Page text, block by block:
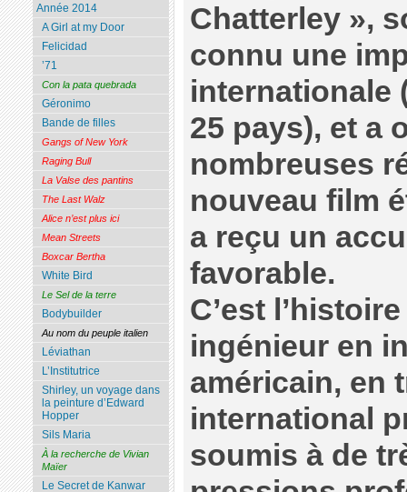
Chatterley »,
connu une
internationale
25 pays), et a
nombreuses
nouveau film
a reçu un
favorable.
C’est
ingénieur en
américain, en
international
soumis à de
Année 2014
A Girl at my Door
Felicidad
’71
Con la pata quebrada
Géronimo
Bande de filles
Gangs of New York
Raging Bull
La Valse des pantins
The Last Walz
Alice n’est plus ici
Mean Streets
Boxcar Bertha
White Bird
Le Sel de la terre
Bodybuilder
Au nom du peuple italien
Léviathan
L’Institutrice
Shirley, un voyage dans
la peinture d’Edward
Hopper
Sils Maria
À la recherche de Vivian
Maïer
Le Secret de Kanwar